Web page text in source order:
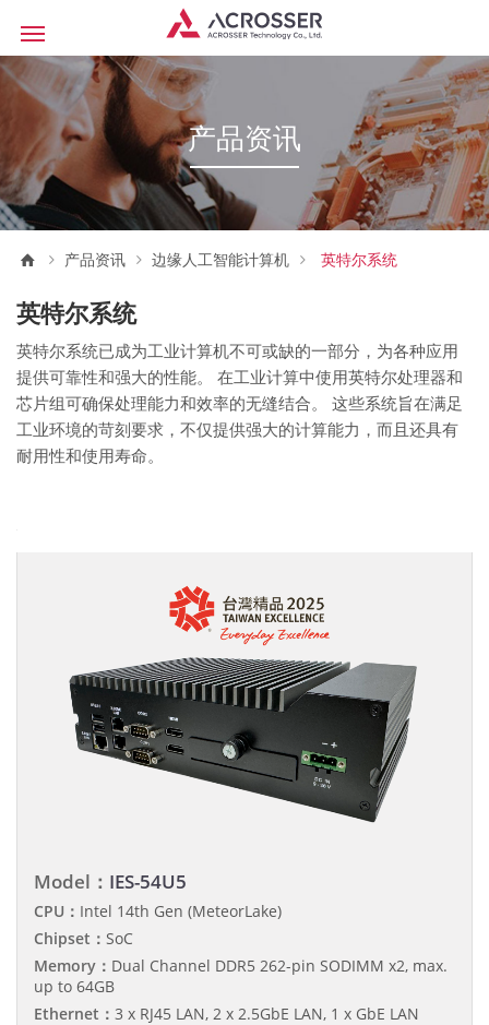
产品资讯
产品资讯 边缘人工智能计算机 英特尔系统
英特尔系统
英特尔系统已成为工业计算机不可或缺的一部分，为各种应用
提供可靠性和强大的性能。 在工业计算中使用英特尔处理器和
芯片组可确保处理能力和效率的无缝结合。 这些系统旨在满足
工业环境的苛刻要求，不仅提供强大的计算能力，而且还具有
耐用性和使用寿命。
Model： IES-54U5
CPU： Intel 14th Gen (MeteorLake)
Chipset： SoC
Memory： Dual Channel DDR5 262-pin SODIMM x2, max.
up to 64GB
Ethernet： 3 x RJ45 LAN, 2 x 2.5GbE LAN, 1 x GbE LAN